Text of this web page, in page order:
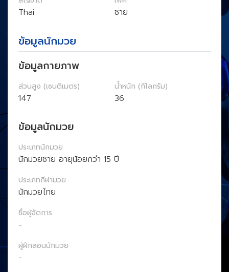
Thai ชาย
ข้อมูลนักมวย
ข้อมูลกายภาพ
ส่วนสูง (เซนติเมตร)
147
น้ำหนัก (กิโลกรัม)
36
ข้อมูลนักมวย
ประเภทนักมวย
นักมวยชาย อายุน้อยกว่า 15 ปี
ประเภทกีฬามวย
นักมวยไทย
ชื่อผู้จัดการ
-
ผู้ฝึกสอนนักมวย
-